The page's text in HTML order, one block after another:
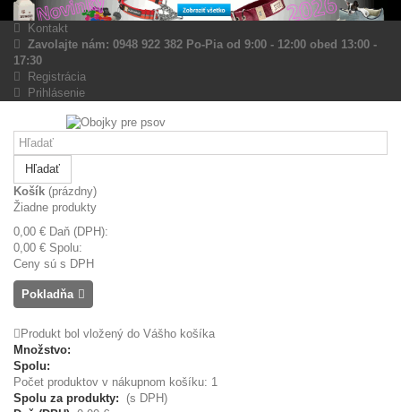
Kontakt
Zavolajte nám: 0948 922 382 Po-Pia od 9:00 - 12:00 obed 13:00 -
17:30
Registrácia
Prihlásenie
Hľadať
Košík (prázdny)
Žiadne produkty
0,00 € Daň (DPH):
0,00 € Spolu:
Ceny sú s DPH
Pokladňa
Produkt bol vložený do Vášho košíka
Množstvo:
Spolu:
Počet produktov v nákupnom košíku: 1
Spolu za produkty:
(s DPH)